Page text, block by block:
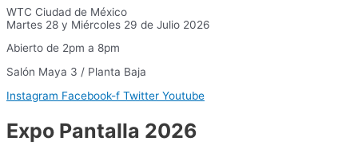
WTC Ciudad de México
Martes 28 y Miércoles 29 de Julio 2026
Abierto de 2pm a 8pm
Salón Maya 3 / Planta Baja
Instagram Facebook-f Twitter Youtube
Expo Pantalla 2026